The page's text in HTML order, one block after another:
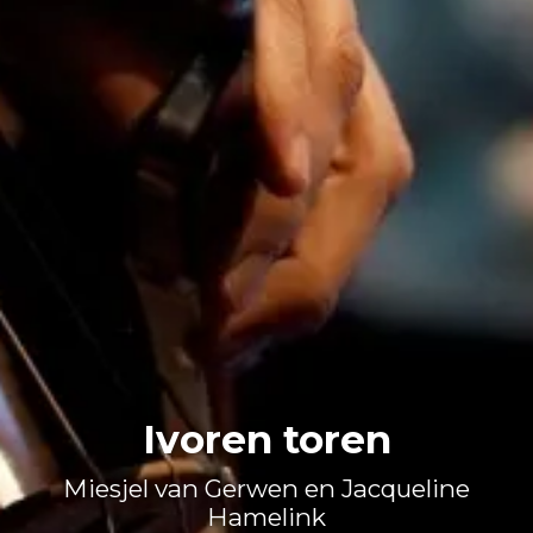
Ivoren toren
Miesjel van Gerwen en Jacqueline
Hamelink